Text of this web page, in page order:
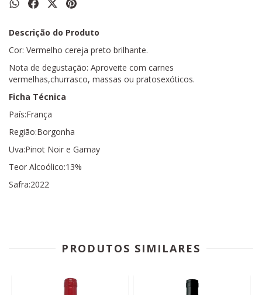
Descrição do Produto
Cor: Vermelho cereja preto brilhante.
Nota de degustação: Aproveite com carnes
vermelhas,churrasco, massas ou pratosexóticos.
Ficha Técnica
País:França
Região:Borgonha
Uva:Pinot Noir e Gamay
Teor Alcoólico:13%
Safra:2022
PRODUTOS SIMILARES